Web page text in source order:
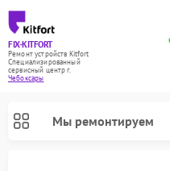
FIX-KITFORT
Ремонт устройств Kitfort
Специализированный
cервисный центр г.
Чебоксары
Мы ремонтируем